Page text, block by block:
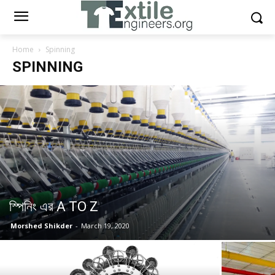
Home Spinning
SPINNING
স্পিনিং এর A TO Z
Morshed Shikder - March 19, 2020